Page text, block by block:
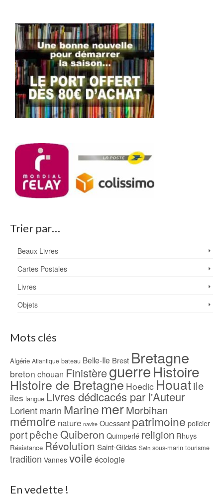
Trier par…
Beaux Livres
Cartes Postales
Livres
Objets
Mots clés
Algérie Atlantique bateau Belle-Ile Brest Bretagne
breton chouan FinistèreguerreHistoire
Histoire de Bretagne Hoedic Houatile
iles langue Livres dédicacés par l'Auteur
Lorientmarin Marine merMorbihan
mémoire nature navire Ouessant patrimoine policier
portpêcheQuiberon Quimperlé religion Rhuys
Résistance Révolution Saint-Gildas Sein sous-marin tourisme
tradition Vannes voile écologie
En vedette !